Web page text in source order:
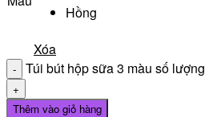
Hồng
Xóa
Túi bút hộp sữa 3 màu số lượng
Thêm vào giỏ hàng